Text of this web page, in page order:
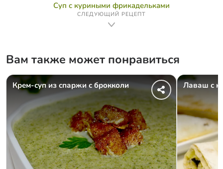
Суп с куриными фрикадельками
СЛЕДУЮЩИЙ РЕЦЕПТ
Вам также может понравиться
Крем-суп из спаржи с брокколи Лаваш с